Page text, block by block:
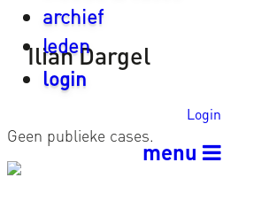
archief
leden
login
Login
menu
Ilian Dargel
Geen publieke cases.